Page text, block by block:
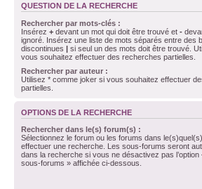
QUESTION DE LA RECHERCHE
Rechercher par mots-clés :
Insérez + devant un mot qui doit être trouvé et -
ignoré. Insérez une liste de mots séparés entre des
discontinues | si seul un des mots doit être trouvé.
vous souhaitez effectuer des recherches partielles.
Rechercher par auteur :
Utilisez * comme joker si vous souhaitez effectuer
partielles.
OPTIONS DE LA RECHERCHE
Rechercher dans le(s) forum(s) :
Sélectionnez le forum ou les forums dans
effectuer une recherche. Les sous-forums seront
dans la recherche si vous ne désactivez pas
sous-forums » affichée ci-dessous.